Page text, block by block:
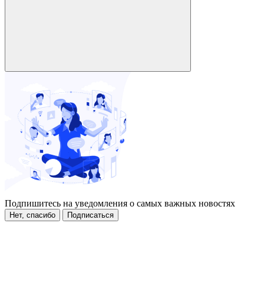
Подпишитесь на уведомления о самых важных новостях
Нет, спасибо Подписаться